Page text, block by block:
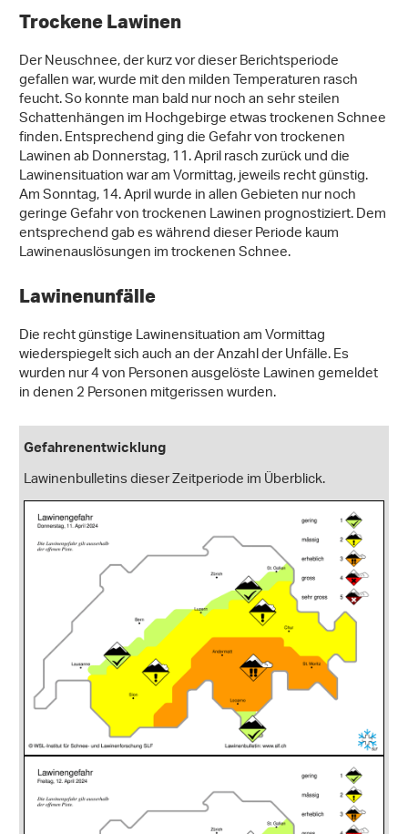
Trockene Lawinen
Der Neuschnee, der kurz vor dieser Berichtsperiode
gefallen war, wurde mit den milden Temperaturen rasch
feucht. So konnte man bald nur noch an sehr steilen
Schattenhängen im Hochgebirge etwas trockenen Schnee
finden. Entsprechend ging die Gefahr von trockenen
Lawinen ab Donnerstag, 11. April rasch zurück und die
Lawinensituation war am Vormittag, jeweils recht günstig.
Am Sonntag, 14. April wurde in allen Gebieten nur noch
geringe Gefahr von trockenen Lawinen prognostiziert. Dem
entsprechend gab es während dieser Periode kaum
Lawinenauslösungen im trockenen Schnee.
Lawinenunfälle
Die recht günstige Lawinensituation am Vormittag
wiederspiegelt sich auch an der Anzahl der Unfälle. Es
wurden nur 4 von Personen ausgelöste Lawinen gemeldet
in denen 2 Personen mitgerissen wurden.
Gefahrenentwicklung
Lawinenbulletins dieser Zeitperiode im Überblick.